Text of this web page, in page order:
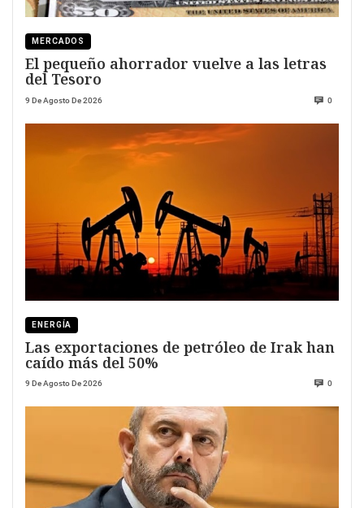
MERCADOS
El pequeño ahorrador vuelve a las letras
del Tesoro
9 De Agosto De 2026 0
ENERGÍA
Las exportaciones de petróleo de Irak han
caído más del 50%
9 De Agosto De 2026 0